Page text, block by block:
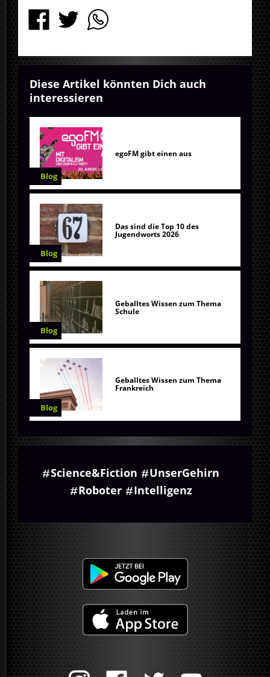
Diese Artikel könnten Dich auch
interessieren
Blog
egoFM gibt einen aus
Blog
Das sind die Top 10 des
Jugendworts 2026
Blog
Geballtes Wissen zum Thema
Schule
Blog
Geballtes Wissen zum Thema
Frankreich
Science&Fiction
UnserGehirn
Roboter
Intelligenz